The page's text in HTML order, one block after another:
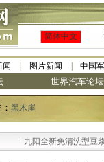
简体中文
闻 图片新闻 中国
世界汽车论坛
黑木崖
九阳全新免清洗型豆浆机